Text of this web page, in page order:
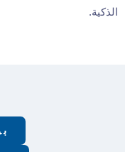
الذكية.